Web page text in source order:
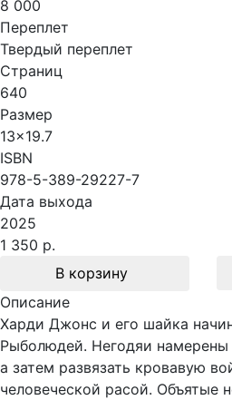
8 000
Переплет
Твердый переплет
Страниц
640
Размер
13x19.7
ISBN
978-5-389-29227-7
Дата выхода
2025
1 350 р.
В корзину
Описание
Харди Джонс и его шайка
Рыболюдей. Негодяи намерены
а затем развязать кровавую
человеческой расой. Объятые